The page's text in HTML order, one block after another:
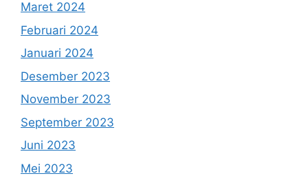
Maret 2024
Februari 2024
Januari 2024
Desember 2023
November 2023
September 2023
Juni 2023
Mei 2023